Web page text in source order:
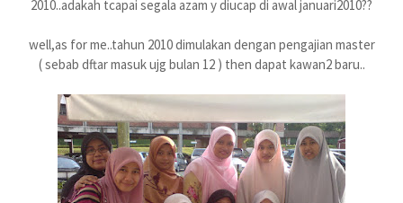
2010..adakah tcapai segala azam y diucap di awal januari2010??
well,as for me..tahun 2010 dimulakan dengan pengajian master
( sebab dftar masuk ujg bulan 12 ) then dapat kawan2 baru..